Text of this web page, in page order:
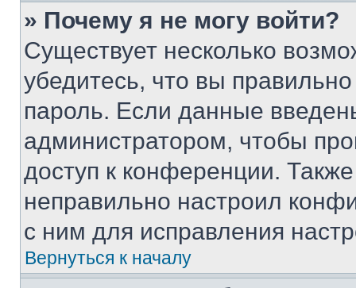
» Почему я не могу войти?
Существует несколько
убедитесь, что вы
пароль. Если данные
администратором, чтобы
доступ к конференции.
неправильно настроил
с ним для исправления
Вернуться к началу